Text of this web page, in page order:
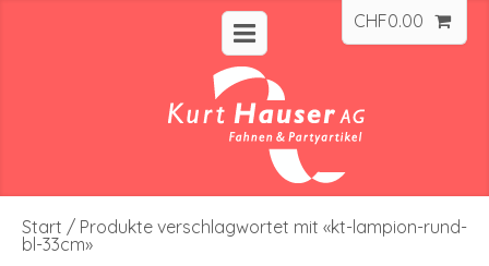
CHF0.00
Start / Produkte verschlagwortet mit «kt-lampion-rund-
bl-33cm»